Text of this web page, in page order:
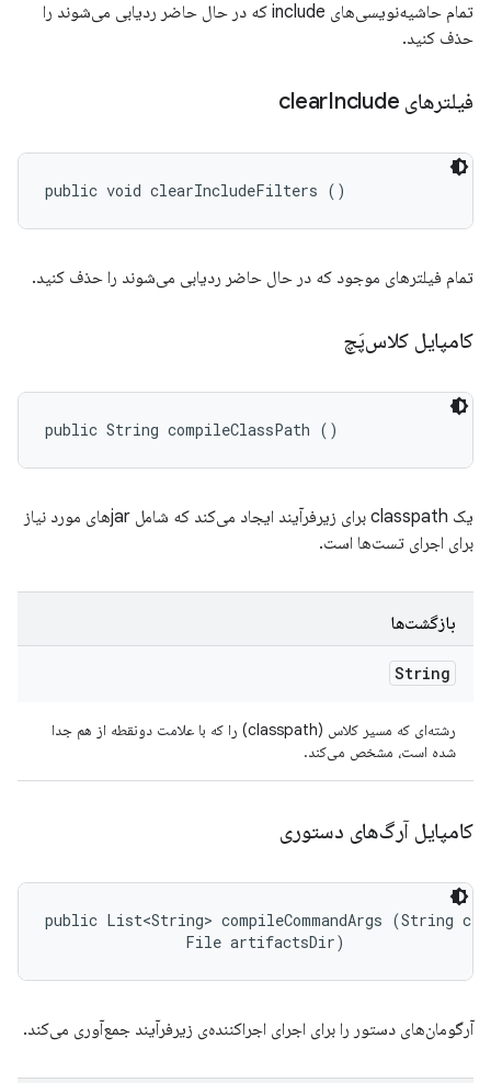
تمام حاشیه‌نویسی‌های include که در حال حاضر ردیابی می‌شوند را
حذف کنید.
فیلترهای clear Include
public void clearIncludeFilters ()
تمام فیلترهای موجود که در حال حاضر ردیابی می‌شوند را حذف کنید.
کامپایل کلاس‌پَچ
public String compileClassPath ()
یک classpath برای زیرفرآیند ایجاد می‌کند که شامل jarهای مورد نیاز
برای اجرای تست‌ها است.
بازگشت‌ها
String
رشته‌ای که مسیر کلاس (classpath) را که با علامت دونقطه از هم جدا
شده است، مشخص می‌کند.
کامپایل آرگ‌های دستوری
public List<String> compileCommandArgs (String
                File artifactsDir)
آرگومان‌های دستور را برای اجرای اجراکننده‌ی زیرفرآیند جمع‌آوری می‌کند.